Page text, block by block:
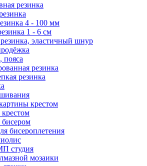
резинка
4 - 100 мм
1 - 6 см
эластичный шнур
резинка
резинка
крестом
бисероплетения
студия
мозаики